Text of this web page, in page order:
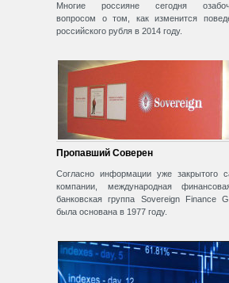
Многие россияне сегодня
вопросом о том, как изменится
российского рубля в 2014 году.
Пропавший Соверен
Согласно информации уже закрытого
компании, международная
банковская группа Sovereign Finance
была основана в 1977 году.